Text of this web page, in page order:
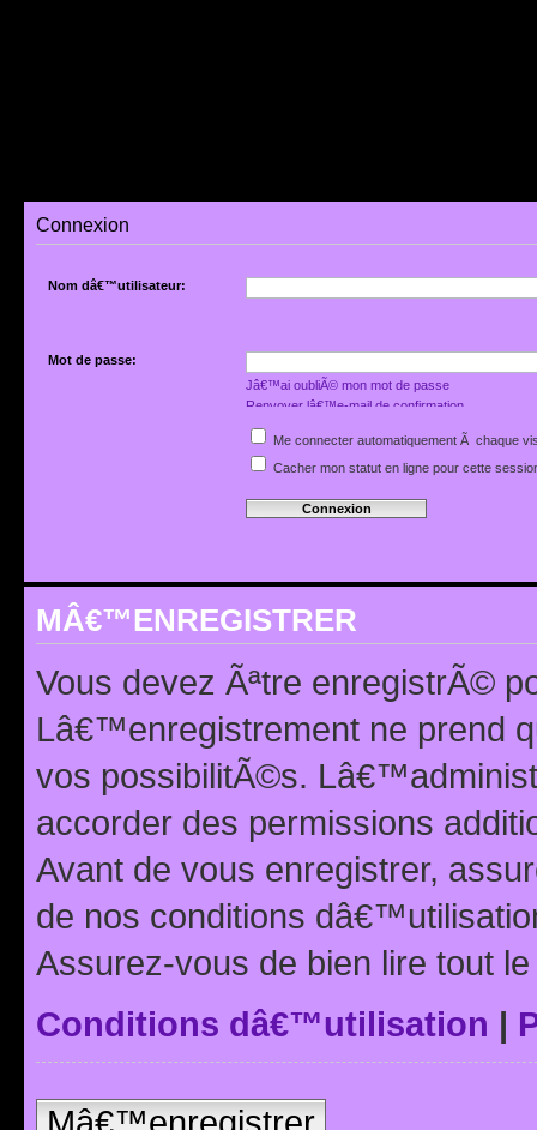
Connexion
Nom dâ€™utilisateur:
Mot de passe:
Jâ€™ai oubliÃ© mon mot de passe
Renvoyer lâ€™e-mail de confirmation
Me connecter automatiquement Ã chaque
Cacher mon statut en ligne pour cette
MÂ€™ENREGISTRER
Vous devez Ãªtre enregistrÃ©
Lâ€™enregistrement ne prend
vos possibilitÃ©s.
accorder des permissions
Avant de vous enregistrer,
de nos conditions
Assurez-vous de bien lire tout
Conditions dâ€™utilisation |
Mâ€™enregistrer